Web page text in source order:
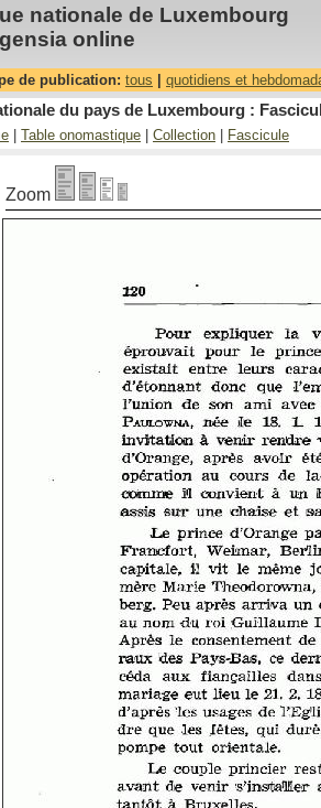
nationale de Luxembourg
online
de publication: tous quotidiens et
du pays de Luxembourg :
Table onomastique Collection Fascicule
Zoom